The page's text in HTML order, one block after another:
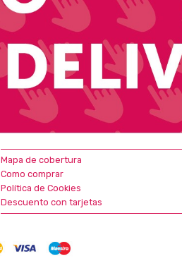
Mapa de cobertura
Como comprar
Política de Cookies
Descuento con tarjetas